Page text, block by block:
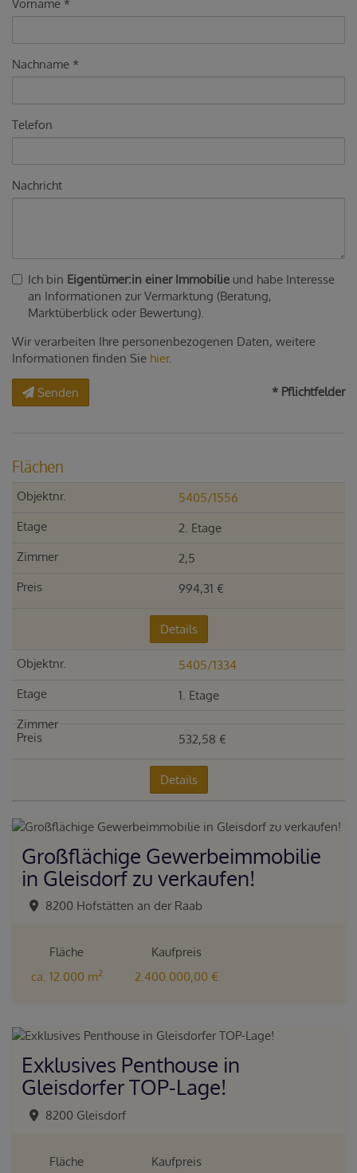
Vorname
Nachname
Telefon
Nachricht
Ich bin Eigentümer:in einer Immobilie und habe Interesse
an Informationen zur Vermarktung (Beratung,
Marktüberblick oder Bewertung).
Wir verarbeiten Ihre personenbezogenen Daten, weitere
Informationen finden Sie hier.
Senden * Pflichtfelder
Flächen
5405/1556
2. Etage
2,5
994,31 €
Details
5405/1334
1. Etage
532,58 €
Details
Großflächige Gewerbeimmobilie
in Gleisdorf zu verkaufen!
8200 Hofstätten an der Raab
Fläche
ca. 12.000 m2
Kaufpreis
2.400.000,00 €
Exklusives Penthouse in
Gleisdorfer TOP-Lage!
8200 Gleisdorf
Fläche
Kaufpreis